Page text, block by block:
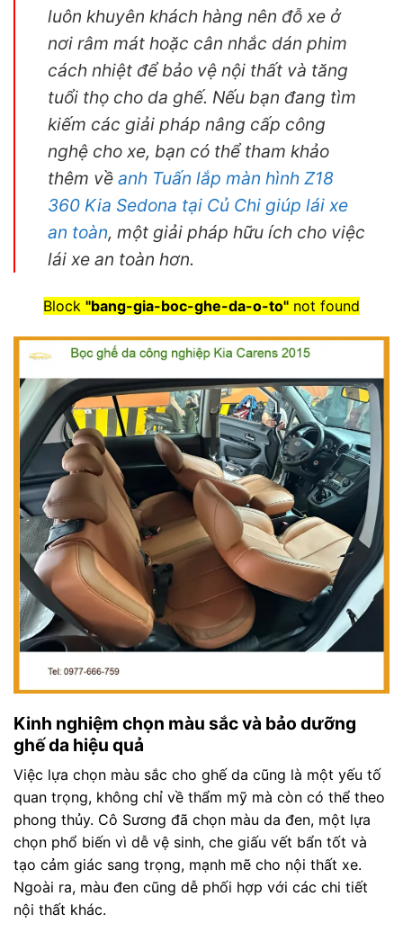
luôn khuyên khách hàng nên đỗ xe ở
nơi râm mát hoặc cân nhắc dán phim
cách nhiệt để bảo vệ nội thất và tăng
tuổi thọ cho da ghế. Nếu bạn đang tìm
kiếm các giải pháp nâng cấp công
nghệ cho xe, bạn có thể tham khảo
thêm về anh Tuấn lắp màn hình Z18
360 Kia Sedona tại Củ Chi giúp lái xe
an toàn, một giải pháp hữu ích cho việc
lái xe an toàn hơn.
Block "bang-gia-boc-ghe-da-o-to" not found
Kinh nghiệm chọn màu sắc và bảo dưỡng
ghế da hiệu quả
Việc lựa chọn màu sắc cho ghế da cũng là một yếu tố
quan trọng, không chỉ về thẩm mỹ mà còn có thể theo
phong thủy. Cô Sương đã chọn màu da đen, một lựa
chọn phổ biến vì dễ vệ sinh, che giấu vết bẩn tốt và
tạo cảm giác sang trọng, mạnh mẽ cho nội thất xe.
Ngoài ra, màu đen cũng dễ phối hợp với các chi tiết
nội thất khác.